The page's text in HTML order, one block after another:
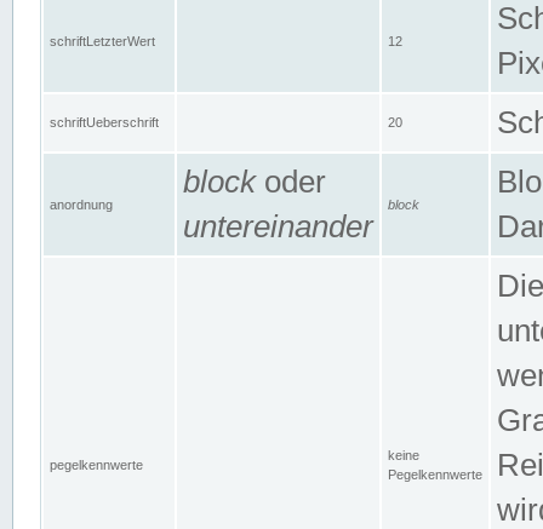
schriftLetzterWert 12
schriftUeberschrift 20
anordnung
blockoder
untereinander
block
pegelkennwerte
keine
Pegelkennwerte